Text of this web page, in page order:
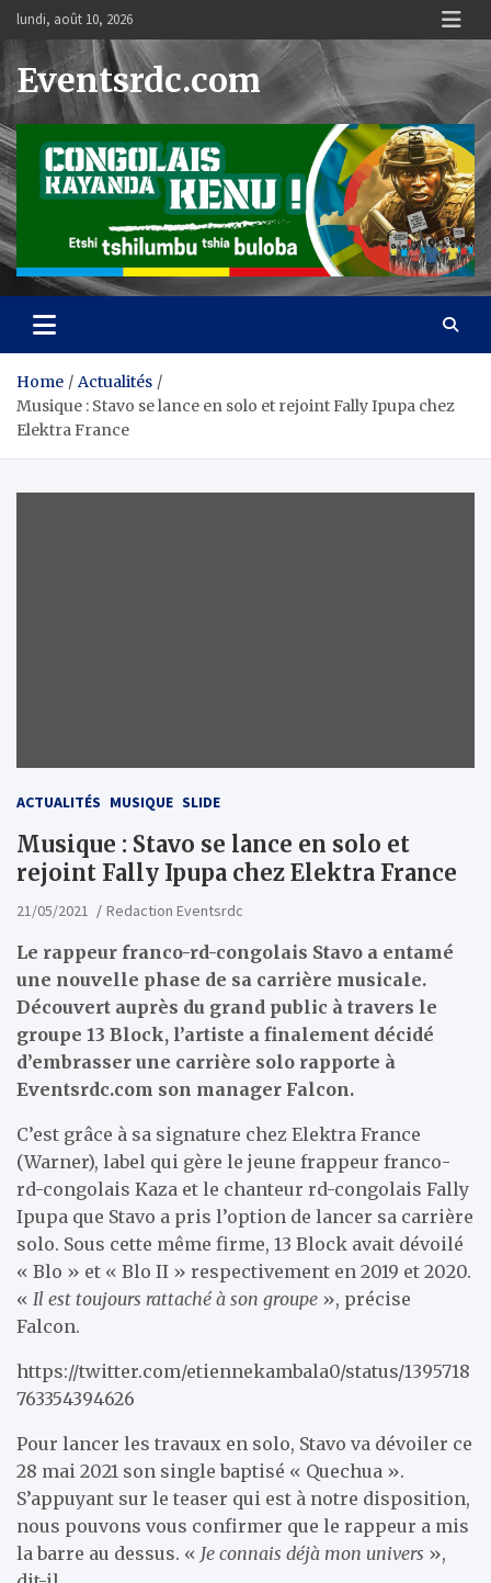
Skip
content
lundi, août 10, 2026
Eventsrdc.com
Home
Actualités
Musique : Stavo se lance en solo et rejoint Fally Ipupa chez
Elektra France
ACTUALITÉS MUSIQUE SLIDE
Musique : Stavo se lance en solo et
rejoint Fally Ipupa chez Elektra France
21/05/2021 Redaction Eventsrdc
Le rappeur franco-rd-congolais Stavo a entamé
une nouvelle phase de sa carrière musicale.
Découvert auprès du grand public à travers le
groupe 13 Block, l’artiste a finalement décidé
d’embrasser une carrière solo rapporte à
Eventsrdc.com son manager Falcon.
C’est grâce à sa signature chez Elektra France
(Warner), label qui gère le jeune frappeur franco-
rd-congolais Kaza et le chanteur rd-congolais Fally
Ipupa que Stavo a pris l’option de lancer sa carrière
solo. Sous cette même firme, 13 Block avait dévoilé
« Blo » et « Blo II » respectivement en 2019 et 2020.
« Il est toujours rattaché à son groupe », précise
Falcon.
https://twitter.com/etiennekambala0/status/1395718
763354394626
Pour lancer les travaux en solo, Stavo va dévoiler ce
28 mai 2021 son single baptisé « Quechua ».
S’appuyant sur le teaser qui est à notre disposition,
nous pouvons vous confirmer que le rappeur a mis
la barre au dessus. « Je connais déjà mon univers »,